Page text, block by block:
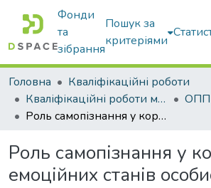
Фонди
та
зібрання
Пошук за
критеріями
Головна
Кваліфікаційні роботи
Кваліфікаційні роботи магістрів
ОПП
Роль самопізнання у корекції емоційних станів особистості
Роль самопізнання у
емоційних станів